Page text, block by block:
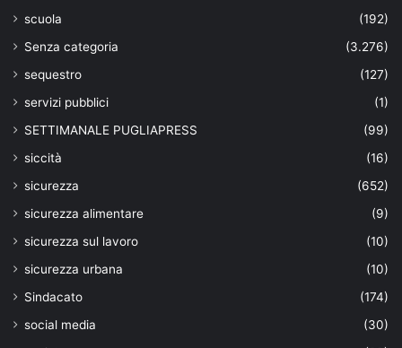
scuola
(192)
Senza categoria
(3.276)
sequestro
(127)
servizi pubblici
(1)
SETTIMANALE PUGLIAPRESS
(99)
siccità
(16)
sicurezza
(652)
sicurezza alimentare
(9)
sicurezza sul lavoro
(10)
sicurezza urbana
(10)
Sindacato
(174)
social media
(30)